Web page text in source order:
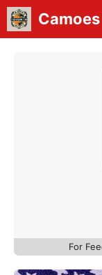
Skip
content
For